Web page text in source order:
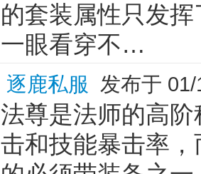
的套装属性只发
一眼看穿不…
逐鹿私服 发布于
法尊是法师的高
击和技能暴击率